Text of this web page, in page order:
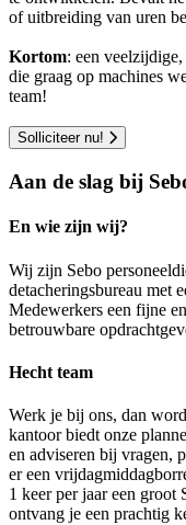
of uitbreiding van uren
Kortom: een
die graag op machines
team!
Solliciteer nu!
Aan de slag bij
En wie zijn wij?
Wij zijn Sebo
detacheringsbureau met
Medewerkers een fijne
betrouwbare
Hecht team
Werk je bij ons, dan
kantoor biedt onze
en adviseren bij vragen,
er een
1 keer per jaar een groot
ontvang je een prachtig